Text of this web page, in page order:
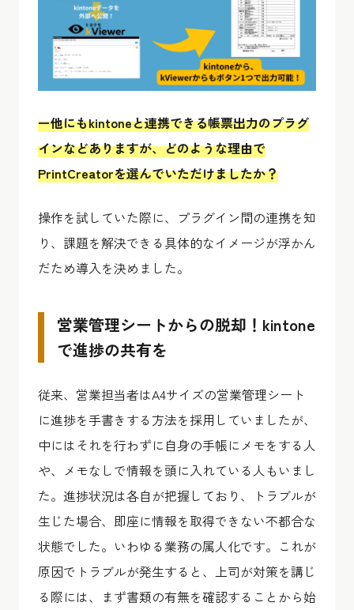
ー他にもkintoneと連携できる帳票出力のプラグ
インなどありますが、どのような理由で
PrintCreatorを選んでいただけましたか？
操作を試していた際に、プラグイン間の連携を知
り、課題を解決できる具体的なイメージが浮かん
だため導入を決めました。
営業管理シートからの脱却！kintone
で進捗の共有を
従来、営業担当者はA4サイズの営業管理シート
に進捗を手書きする方法を採用していましたが、
中にはそれを行わずに自身の手帳にメモをする人
や、メモなしで情報を頭に入れている人もいまし
た。進捗状況は各自が把握しており、トラブルが
生じた場合、即座に情報を取得できない不都合な
状態でした。いわゆる業務の属人化です。これが
原因でトラブルが発生すると、上司が対策を講じ
る際には、まず書類の有無を確認することから始